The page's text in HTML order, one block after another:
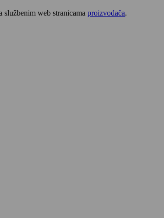
službenim web stranicamaproizvođača.